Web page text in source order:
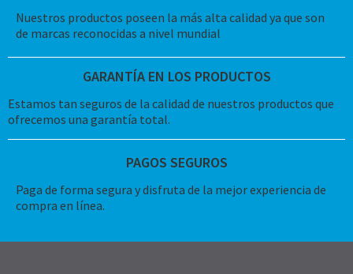
Nuestros productos poseen la más alta calidad ya que son
de marcas reconocidas a nivel mundial
GARANTÍA EN LOS PRODUCTOS
Estamos tan seguros de la calidad de nuestros productos que
ofrecemos una garantía total.
PAGOS SEGUROS
Paga de forma segura y disfruta de la mejor experiencia de
compra en línea.